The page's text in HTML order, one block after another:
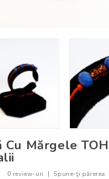
Cu Mărgele
0 review-uri | Spune-ţi părerea